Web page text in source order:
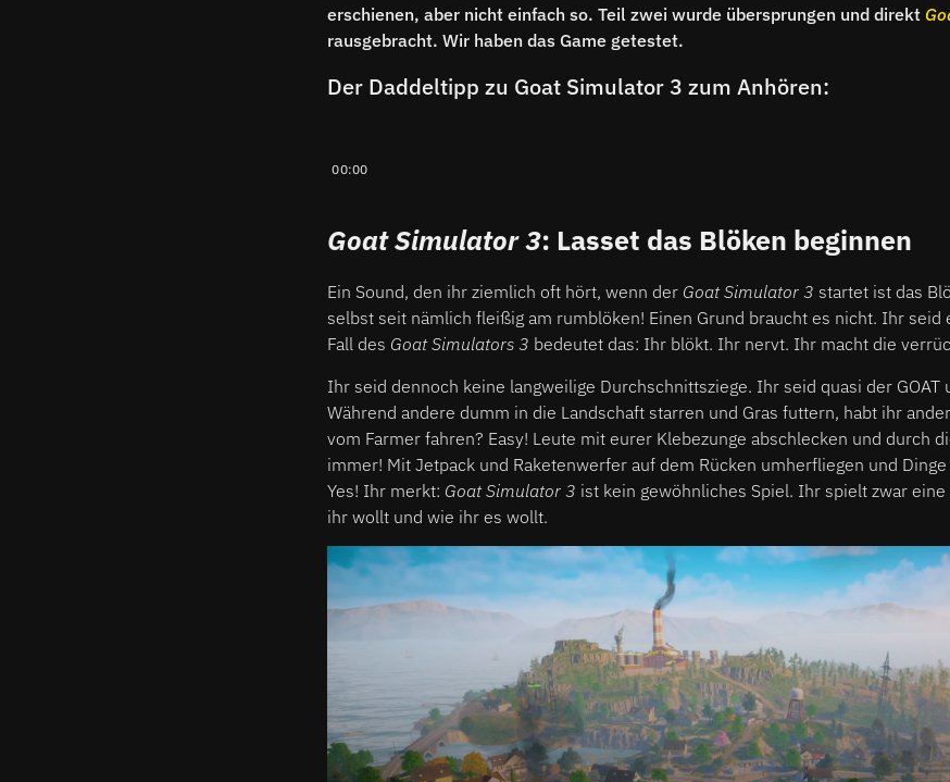
erschienen, aber nicht einfach so. Teil zwei wurde übersprungen und direkt
rausgebracht. Wir haben das Game getestet.
Der Daddeltipp zu Goat Simulator 3 zum Anhören:
00:00
Goat Simulator 3: Lasset das Blöken beginnen
Ein Sound, den ihr ziemlich oft hört, wenn der Goat Simulator 3 startet ist das
selbst seit nämlich fleißig am rumblöken! Einen Grund braucht es nicht. Ihr seid
Fall des Goat Simulators 3 bedeutet das: Ihr blökt. Ihr nervt. Ihr macht die
Ihr seid dennoch keine langweilige Durchschnittsziege. Ihr seid quasi der GOAT
Während andere dumm in die Landschaft starren und Gras futtern, habt ihr
vom Farmer fahren? Easy! Leute mit eurer Klebezunge abschlecken und durch
immer! Mit Jetpack und Raketenwerfer auf dem Rücken umherfliegen und Dinge
Yes! Ihr merkt: Goat Simulator 3 ist kein gewöhnliches Spiel. Ihr spielt zwar eine
ihr wollt und wie ihr es wollt.